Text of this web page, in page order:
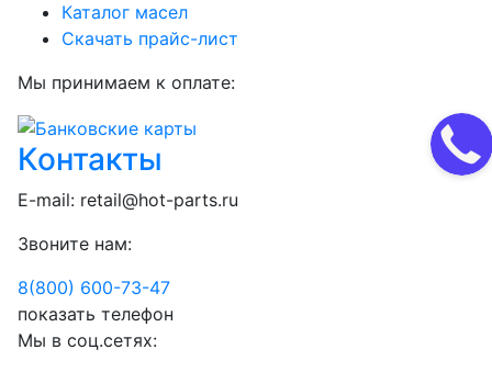
Каталог масел
Скачать прайс-лист
Мы принимаем к оплате:
Контакты
E-mail: retail@hot-parts.ru
Звоните нам:
8(800) 600-73-47
показать телефон
Мы в соц.сетях: